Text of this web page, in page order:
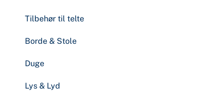
Tilbehør til telte
Borde & Stole
Duge
Lys & Lyd